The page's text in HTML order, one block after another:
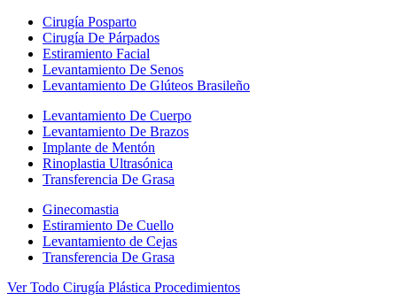
Cirugía Posparto
Cirugía De Párpados
Estiramiento Facial
Levantamiento De Senos
Levantamiento De Glúteos Brasileño
Levantamiento De Cuerpo
Levantamiento De Brazos
Implante de Mentón
Rinoplastia Ultrasónica
Transferencia De Grasa
Ginecomastia
Estiramiento De Cuello
Levantamiento de Cejas
Transferencia De Grasa
Ver Todo Cirugía Plástica Procedimientos